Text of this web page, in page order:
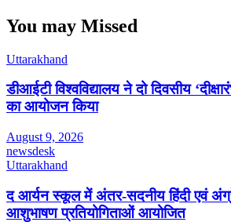
You may Missed
Uttarakhand
डीआईटी विश्वविद्यालय ने दो दिवसीय
का आयोजन किया
August 9, 2026
newsdesk
Uttarakhand
द आर्यन स्कूल में अंतर-सदनीय हिंदी एवं
आशुभाषण प्रतियोगिताओं आयोजित